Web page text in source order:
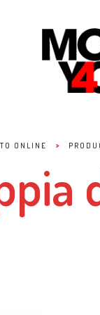
ONLINE >